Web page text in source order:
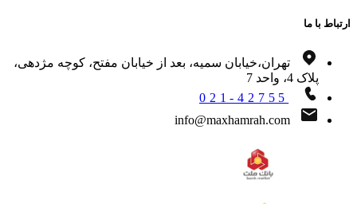
با ما
تهران،خیابان سمیه، بعد از خیابان مفتح، کوچه مژدهی،
پلاک 4، واحد 7
021-42755
info@maxhamrah.com